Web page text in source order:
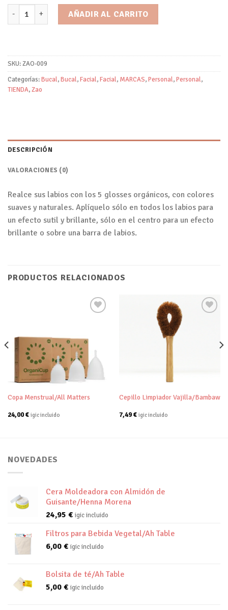
Lips Gloss/Zao cantidadAÑADIR AL CARRITO
SKU:ZAO-009
Categorías:Bucal,Bucal,Facial,Facial, MARCAS,Personal,Personal,
TIENDA,Zao
DESCRIPCIÓN
VALORACIONES (0)
Realce sus labios con los 5 glosses orgánicos, con colores
suaves y naturales. Aplíquelo sólo en todos los labios para
un efecto sutil y brillante, sólo en el centro para un efecto
brillante o sobre una barra de labios.
PRODUCTOS RELACIONADOS
Añadir
lista de
deseos
Copa Menstrual/All Matters
24,00€ igic incluido
Cepillo Limpiador Vajilla/Bambaw
7,49€ igic incluido
NOVEDADES
Cera Moldeadora con Almidón de
Guisante/Henna Morena
24,95 € igic incluido
Filtros para Bebida Vegetal/Ah Table
6,00 € igic incluido
Bolsita de té/Ah Table
5,00 € igic incluido